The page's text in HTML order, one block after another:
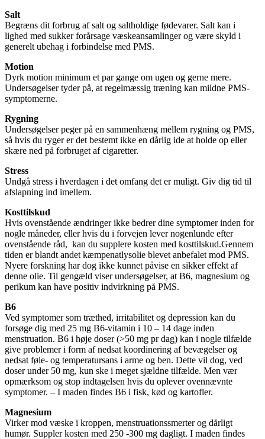
Salt
Begræns dit forbrug af salt og saltholdige fødevarer. Salt kan i
lighed med sukker forårsage væskeansamlinger og være skyld i
generelt ubehag i forbindelse med PMS.
Motion
Dyrk motion minimum et par gange om ugen og gerne mere.
Undersøgelser tyder på, at regelmæssig træning kan mildne PMS-
symptomerne.
Rygning
Undersøgelser peger på en sammenhæng mellem rygning og PMS,
så hvis du ryger er det bestemt ikke en dårlig ide at holde op eller
skære ned på forbruget af cigaretter.
Stress
Undgå stress i hverdagen i det omfang det er muligt. Giv dig tid til
afslapning ind imellem.
Kosttilskud
Hvis ovenstående ændringer ikke bedrer dine symptomer inden for
nogle måneder, eller hvis du i forvejen lever nogenlunde efter
ovenstående råd, kan du supplere kosten med kosttilskud.Gennem
tiden er blandt andet kæmpenatlysolie blevet anbefalet mod PMS.
Nyere forskning har dog ikke kunnet påvise en sikker effekt af
denne olie. Til gengæld viser undersøgelser, at B6, magnesium og
perikum kan have positiv indvirkning på PMS.
B6
Ved symptomer som træthed, irritabilitet og depression kan du
forsøge dig med 25 mg B6-vitamin i 10 – 14 dage inden
menstruation. B6 i høje doser (>50 mg pr dag) kan i nogle tilfælde
give problemer i form af nedsat koordinering af bevægelser og
nedsat føle- og temperatursans i arme og ben. Dette vil dog, ved
doser under 50 mg, kun ske i meget sjældne tilfælde. Men vær
opmærksom og stop indtagelsen hvis du oplever ovennævnte
symptomer. – I maden findes B6 i fisk, kød og kartofler.
Magnesium
Virker mod væske i kroppen, menstruationssmerter og dårligt
humør. Suppler kosten med 250 -300 mg dagligt. I maden findes